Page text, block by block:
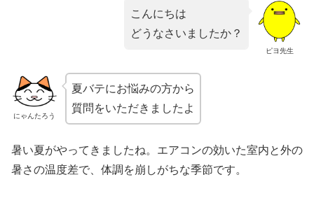
ピヨ先生
こんにちは
どうなさいましたか？
にゃんたろう
夏バテにお悩みの方から
質問をいただきましたよ
暑い夏がやってきましたね。エアコンの効いた室内と外の
暑さの温度差で、体調を崩しがちな季節です。